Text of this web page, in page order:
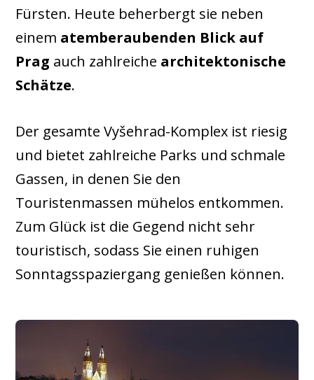
Fürsten. Heute beherbergt sie neben
einem atemberaubenden Blick auf
Prag auch zahlreiche architektonische
Schätze.
Der gesamte Vyšehrad-Komplex ist riesig
und bietet zahlreiche Parks und schmale
Gassen, in denen Sie den
Touristenmassen mühelos entkommen.
Zum Glück ist die Gegend nicht sehr
touristisch, sodass Sie einen ruhigen
Sonntagsspaziergang genießen können.